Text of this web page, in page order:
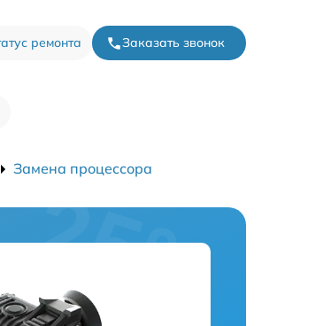
ремонта Заказать звонок
Замена процессора